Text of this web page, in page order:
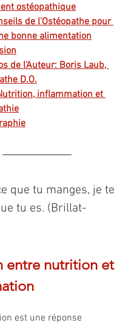
ostéopathique
de l'Ostéopathe pour
bonne alimentation
de l'Auteur: Boris Laub,
D.O.
inflammation et
que tu manges, je te
tu es. (Brillat-
entre nutrition et
est une réponse